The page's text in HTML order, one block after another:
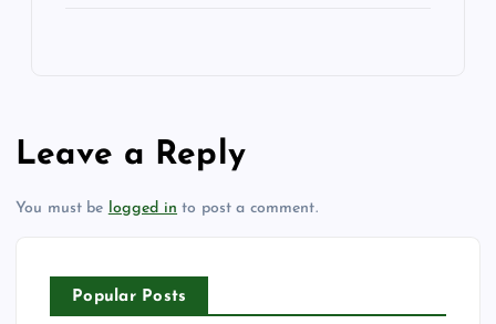
Leave a Reply
You must be logged in to post a comment.
Popular Posts